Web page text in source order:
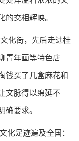
交相辉映。
化街，先后走进桂
青年画等特色店
钱买了几盒麻花和
文脉得以绵延不
要求。
化足迹遍及全国：